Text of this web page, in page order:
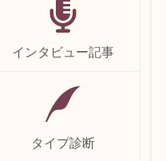
インタビュー記事
タイプ診断